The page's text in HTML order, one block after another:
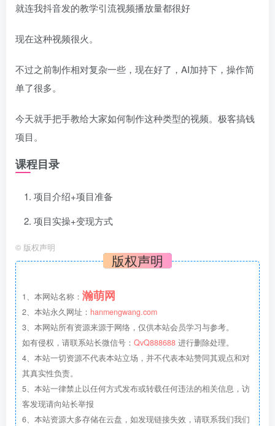
就连我抖音发的教学引流视频播放量都很好
现在这种视频很火。
不过之前制作相对复杂一些，现在好了，AI加持下，操作简
单了很多。
今天就手把手教给大家如何制作这种类型的视频。极客搞钱
项目。
课程目录
项目介绍+项目准备
项目实操+变现方式
© 版权声明
版权声明
1、本网站名称： 瀚萌网
2、本站永久网址： hanmengwang.com
3、本网站所有资源来源于网络，仅供本站会员学习与参考。
如有侵权，请联系站长微信号： QvQ888688 进行删除处理。
4、本站一切资源不代表本站立场，并不代表本站赞同其观点和对
其真实性负责。
5、本站一律禁止以任何方式发布或转载任何违法的相关信息，访
客发现请向站长举报
6、本站资源大多存储在云盘，如发现链接失效，请联系我们我们